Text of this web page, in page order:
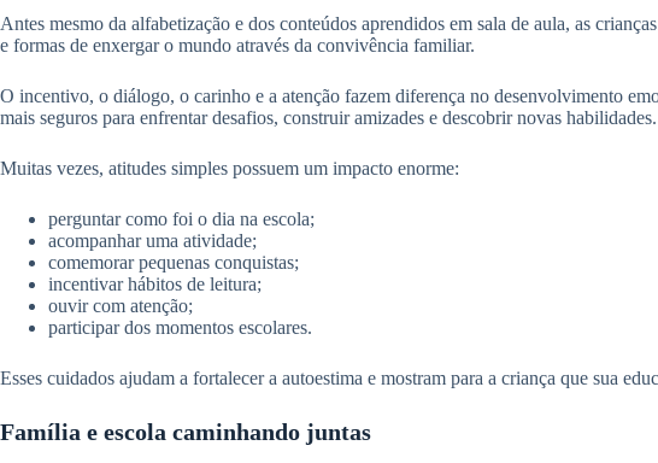
Antes mesmo da alfabetização e dos conteúdos aprendidos em sala de aula, as
e formas de enxergar o mundo através da convivência familiar.
O incentivo, o diálogo, o carinho e a atenção fazem diferença no desenvolvimento
mais seguros para enfrentar desafios, construir amizades e descobrir novas habilidades.
Muitas vezes, atitudes simples possuem um impacto enorme:
perguntar como foi o dia na escola;
acompanhar uma atividade;
comemorar pequenas conquistas;
incentivar hábitos de leitura;
ouvir com atenção;
participar dos momentos escolares.
Esses cuidados ajudam a fortalecer a autoestima e mostram para a criança que sua
Família e escola caminhando juntas